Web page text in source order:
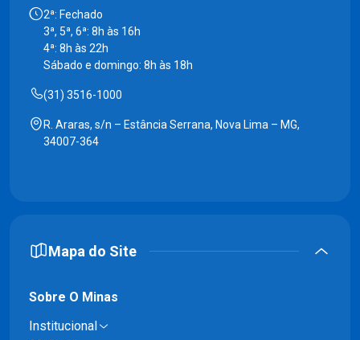
2ª: Fechado
3ª, 5ª, 6ª: 8h às 16h
4ª: 8h às 22h
Sábado e domingo: 8h às 18h
(31) 3516-1000
R. Araras, s/n – Estância Serrana, Nova Lima – MG,
34007-364
Mapa do Site
Sobre O Minas
Institucional